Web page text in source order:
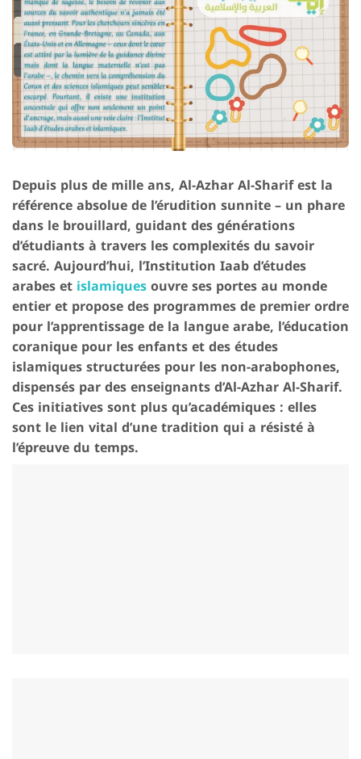
Depuis plus de mille ans, Al-Azhar Al-Sharif est la
référence absolue de l’érudition sunnite – un phare
dans le brouillard, guidant des générations
d’étudiants à travers les complexités du savoir
sacré. Aujourd’hui, l’Institution Iaab d’études
arabes etislamiquesouvre ses portes au monde
entier et propose des programmes de premier ordre
pour l’apprentissage de la langue arabe, l’éducation
coranique pour les enfants et des études
islamiques structurées pour les non-arabophones,
dispensés par des enseignants d’Al-Azhar Al-Sharif.
Ces initiatives sont plus qu’académiques : elles
sont le lien vital d’une tradition qui a résisté à
l’épreuve du temps.